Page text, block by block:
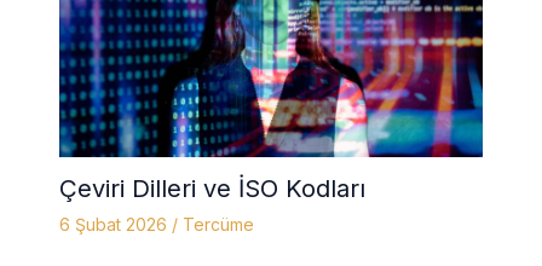
Çeviri Dilleri ve İSO Kodları
6 Şubat 2026 / Tercüme